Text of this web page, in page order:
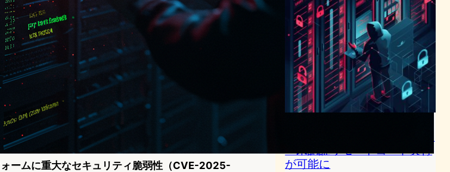
ームに重大なセキュリティ脆弱性（CVE-2025-
—未認証リモートコード実行
が可能に